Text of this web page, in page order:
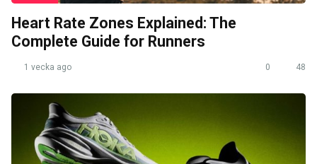
Heart Rate Zones Explained: The
Complete Guide for Runners
1 vecka ago 0 48